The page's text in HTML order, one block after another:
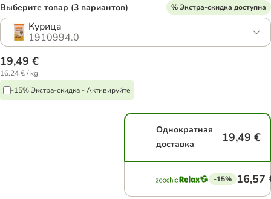
Выберите товар (3 вариантов) % Экстра-скидка доступна
Курица
1910994.0
19,49 €
16,24 € / kg
-15% Экстра-скидка - Активируйте
Однократная
доставка
19,49 €
-15% 16,57